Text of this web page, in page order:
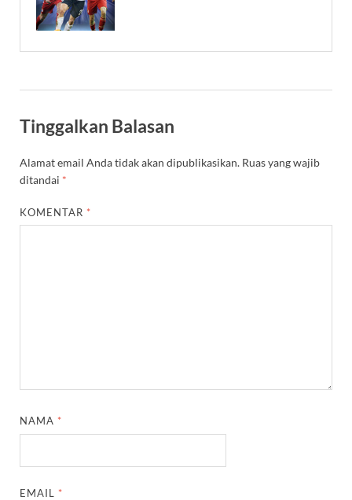
Tinggalkan Balasan
Alamat email Anda tidak akan dipublikasikan. Ruas yang wajib
ditandai *
KOMENTAR *
NAMA *
EMAIL *